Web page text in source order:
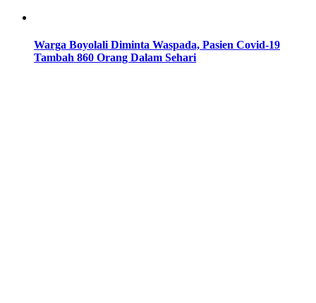
Warga Boyolali Diminta Waspada, Pasien Covid-19
Tambah 860 Orang Dalam Sehari